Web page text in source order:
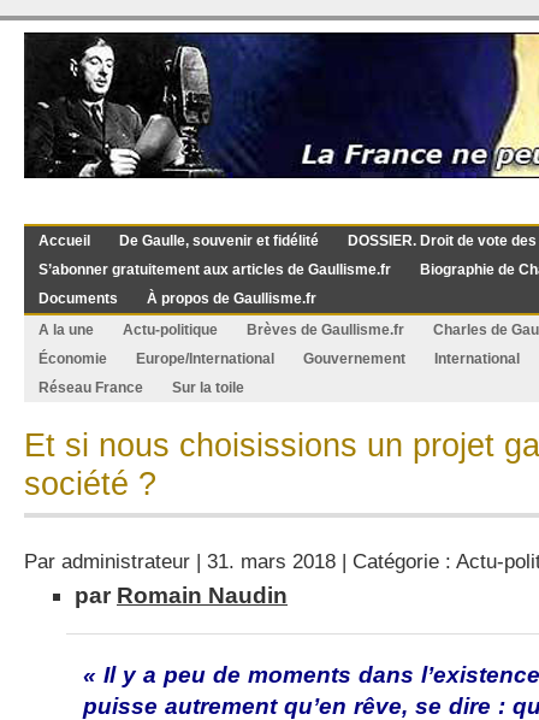
Accueil De Gaulle, souvenir et fidélité
DOSSIER. Droit de vote
S’abonner gratuitement aux articles de Gaullisme.fr
Biographie de
Documents
À propos de Gaullisme.fr
A la une
Actu-politique Brèves de Gaullisme.fr
Charles de
Économie
Europe/International Gouvernement
International
Réseau France
Sur la toile
Et si nous choisissions un projet
société ?
Par administrateur | 31. mars 2018 | Catégorie : Actu-
par Romain Naudin
« Il y a peu de moments dans
puisse autrement qu’en rêve, se dire :